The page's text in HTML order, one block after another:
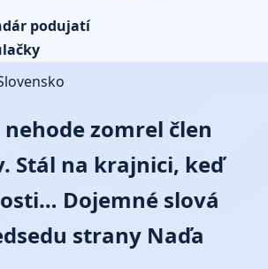
podujatí
zomrel člen
Stál na krajnici, keď
Dojemné slová
strany Naďa